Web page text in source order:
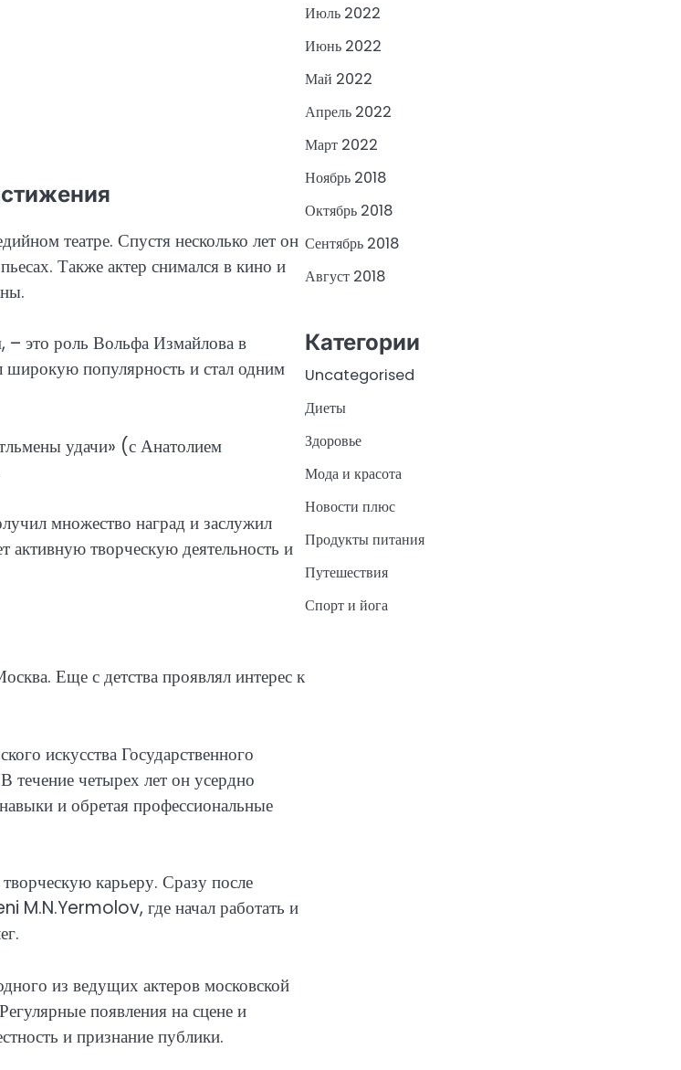
театре. Спустя несколько лет он
Также актер снимался в кино и
это роль Вольфа Измайлова в
популярность и стал одним
удачи» (с Анатолием
множество наград и заслужил
активную творческую деятельность и
Еще с детства проявлял интерес к
искусства Государственного
четырех лет он усердно
и обретая профессиональные
карьеру. Сразу после
M.N.Yermolov, где начал работать и
из ведущих актеров московской
появления на сцене и
и признание публики.
Июль 2022
Июнь 2022
Май 2022
Апрель 2022
Март 2022
Ноябрь 2018
Октябрь 2018
Сентябрь 2018
Август 2018
Категории
Uncategorised
Диеты
Здоровье
Мода и красота
Новости плюс
Продукты питания
Путешествия
Спорт и йога